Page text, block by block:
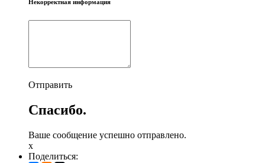
Некорректная информация
Отправить
Спасибо.
Ваше сообщение успешно отправлено.
x
Поделиться: